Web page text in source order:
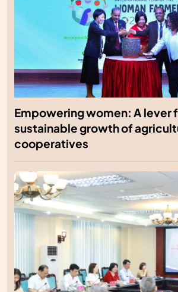
Empowering women: A lever
sustainable growth of
cooperatives